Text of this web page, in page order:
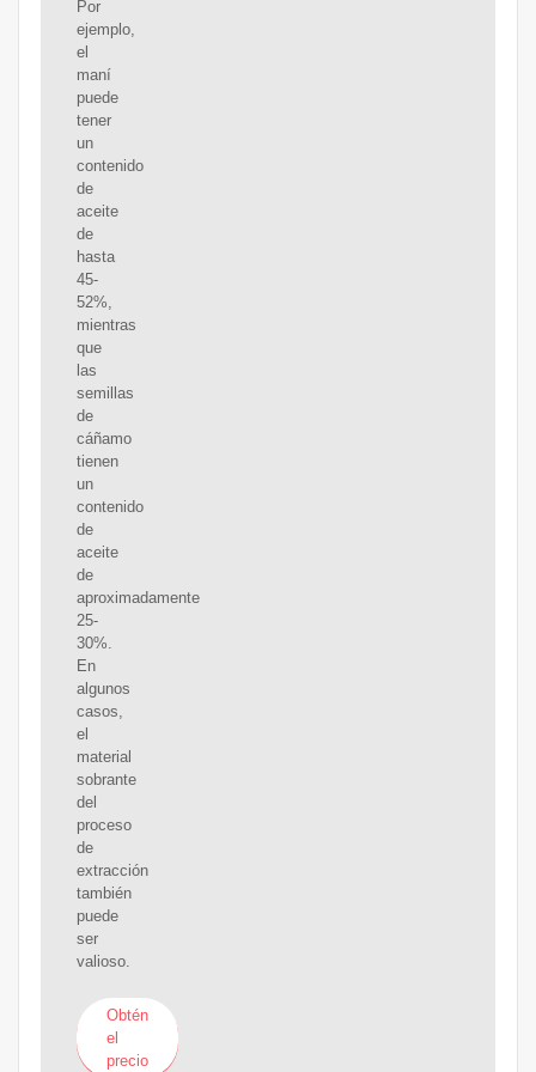
Por
ejemplo,
el
maní
puede
tener
un
contenido
de
aceite
de
hasta
45-
52%,
mientras
que
las
semillas
de
cáñamo
tienen
un
contenido
de
aceite
de
aproximadamente
25-
30%.
En
algunos
casos,
el
material
sobrante
del
proceso
de
extracción
también
puede
ser
valioso.
Obtén
el
precio